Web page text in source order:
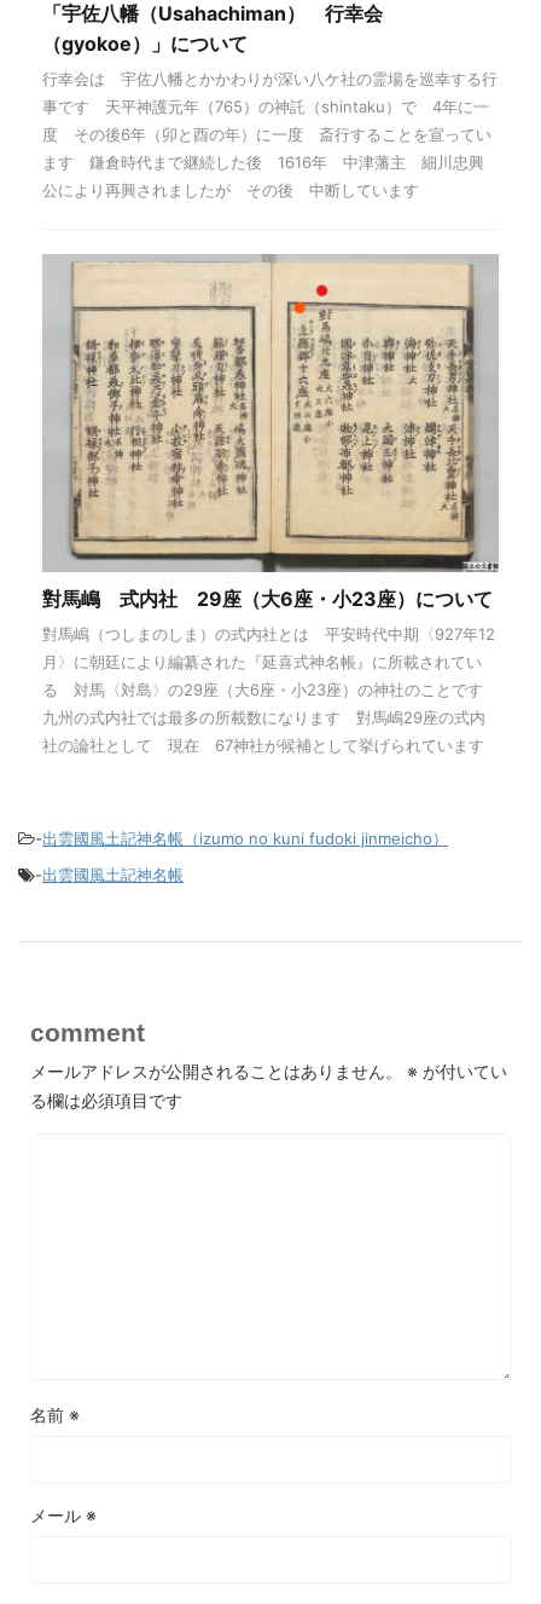
「宇佐八幡（Usahachiman） 行幸会
（gyokoe）」について
行幸会は 宇佐八幡とかかわりが深い八ケ社の霊場を巡幸する行
事です 天平神護元年（765）の神託（shintaku）で 4年に一
度 その後6年（卯と酉の年）に一度 斎行することを宣ってい
ます 鎌倉時代まで継続した後 1616年 中津藩主 細川忠興
公により再興されましたが その後 中断しています
對馬嶋 式内社 29座（大6座・小23座）について
對馬嶋（つしまのしま）の式内社とは 平安時代中期〈927年12
月〉に朝廷により編纂された『延喜式神名帳』に所載されてい
る 対馬〈対島〉の29座（大6座・小23座）の神社のことです
九州の式内社では最多の所載数になります 對馬嶋29座の式内
社の論社として 現在 67神社が候補として挙げられています
-出雲國風土記神名帳（izumo no kuni fudoki jinmeicho）
-出雲國風土記神名帳
comment
メールアドレスが公開されることはありません。 ※ が付いてい
る欄は必須項目です
名前 ※
メール ※